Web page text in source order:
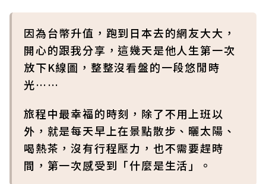
因為台幣升值，跑到日本去的網友大大，
開心的跟我分享，這幾天是他人生第一次
放下K線圖，整整沒看盤的一段悠閒時
光……
旅程中最幸福的時刻，除了不用上班以
外，就是每天早上在景點散步、曬太陽、
喝熱茶，沒有行程壓力，也不需要趕時
間，第一次感受到「什麼是生活」。